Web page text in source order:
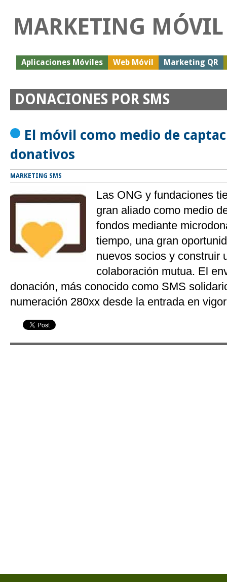
MARKETING MÓVIL
Aplicaciones Móviles Web Móvil Marketing QR
DONACIONES POR SMS
El móvil como medio de
donativos
MARKETING SMS
Las ONG y fundaciones
gran aliado como medio
fondos mediante
tiempo, una gran
nuevos socios y construir
colaboración mutua. El
donación, más conocido como SMS
numeración 280xx desde la entrada en